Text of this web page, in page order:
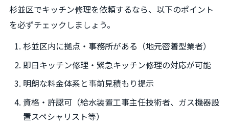
杉並区でキッチン修理を依頼するなら、以下のポイント
を必ずチェックしましょう。
杉並区内に拠点・事務所がある（地元密着型業者）
即日キッチン修理・緊急キッチン修理の対応が可能
明朗な料金体系と事前見積もり提示
資格・許認可（給水装置工事主任技術者、ガス機器設
置スペシャリスト等）